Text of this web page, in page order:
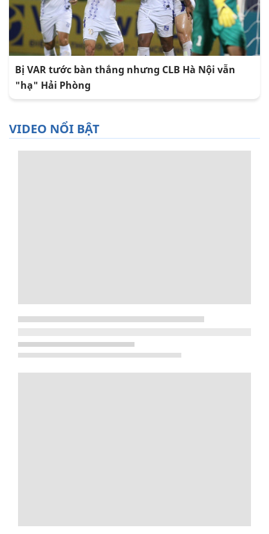
Bị VAR tước bàn thắng nhưng CLB Hà Nội vẫn
"hạ" Hải Phòng
VIDEO NỔI BẬT